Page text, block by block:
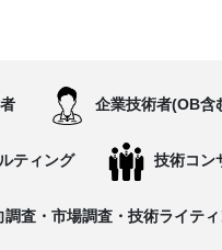
企業技術者(OB含
ティング 技術コン
調査・市場調査・技術ライテ